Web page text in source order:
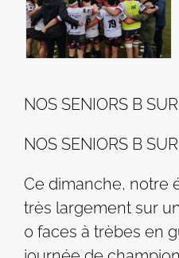
NOS SENIORS B
NOS SENIORS B
Ce dimanche, notre
très largement sur
0 faces à trèbes en